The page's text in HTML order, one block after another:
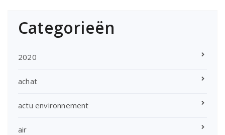
Categorieën
2020
achat
actu environnement
air